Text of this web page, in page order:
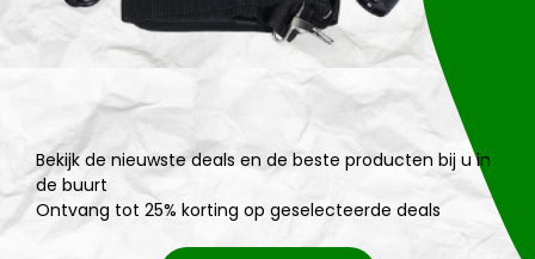
Bekijk de nieuwste deals en de beste producten bij u in
de buurt
Ontvang tot 25% korting op geselecteerde deals